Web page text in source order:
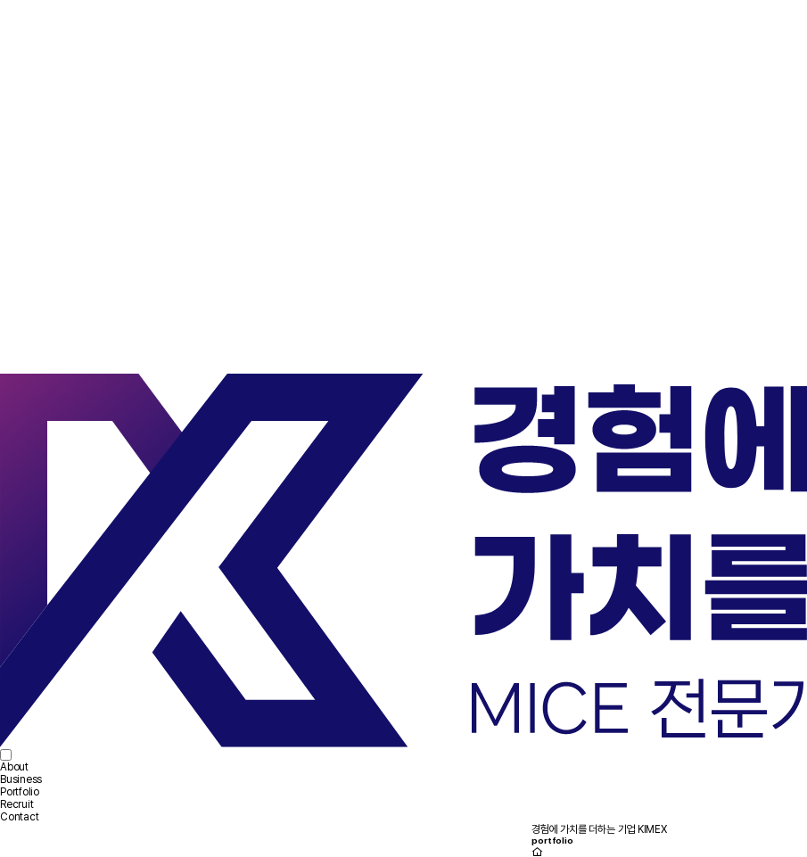
About
Business
Portfolio
Recruit
Contact
경험에 가치를 더하는 기업 KIMEX
portfolio